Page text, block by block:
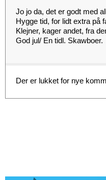
Jo jo da, det er godt med
Hygge tid, for lidt extra på
Klejner, kager andet, fra
God jul/ En tidl. Skawboer.
Der er lukket for nye